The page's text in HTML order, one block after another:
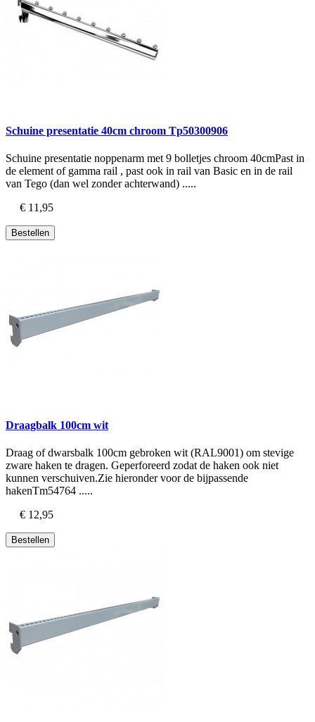
Schuine presentatie 40cm chroom Tp50300906
Schuine presentatie noppenarm met 9 bolletjes chroom 40cmPast in
de element of gamma rail , past ook in rail van Basic en in de rail
van Tego (dan wel zonder achterwand) .....
€ 11,95
Bestellen
Draagbalk 100cm wit
Draag of dwarsbalk 100cm gebroken wit (RAL9001) om stevige
zware haken te dragen. Geperforeerd zodat de haken ook niet
kunnen verschuiven.Zie hieronder voor de bijpassende
hakenTm54764 .....
€ 12,95
Bestellen